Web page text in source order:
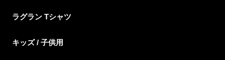
ラグラン Tシャツ
キッズ / 子供用